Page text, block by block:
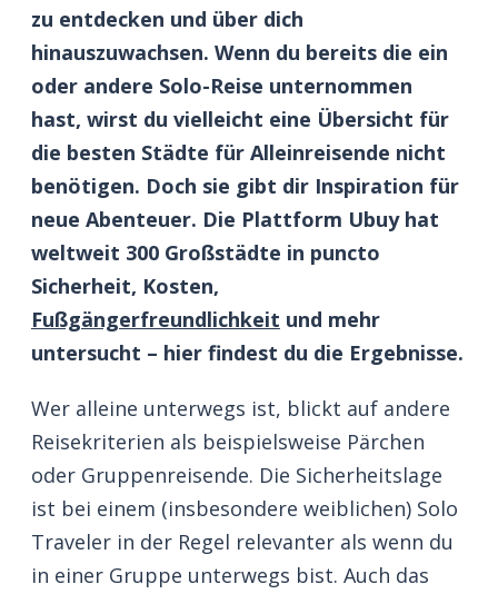
zu entdecken und über dich
hinauszuwachsen. Wenn du bereits die ein
oder andere Solo-Reise unternommen
hast, wirst du vielleicht eine Übersicht für
die besten Städte für Alleinreisende nicht
benötigen. Doch sie gibt dir Inspiration für
neue Abenteuer. Die Plattform Ubuy hat
weltweit 300 Großstädte in puncto
Sicherheit, Kosten,
Fußgängerfreundlichkeit und mehr
untersucht – hier findest du die Ergebnisse.
Wer alleine unterwegs ist, blickt auf andere
Reisekriterien als beispielsweise Pärchen
oder Gruppenreisende. Die Sicherheitslage
ist bei einem (insbesondere weiblichen) Solo
Traveler in der Regel relevanter als wenn du
in einer Gruppe unterwegs bist. Auch das